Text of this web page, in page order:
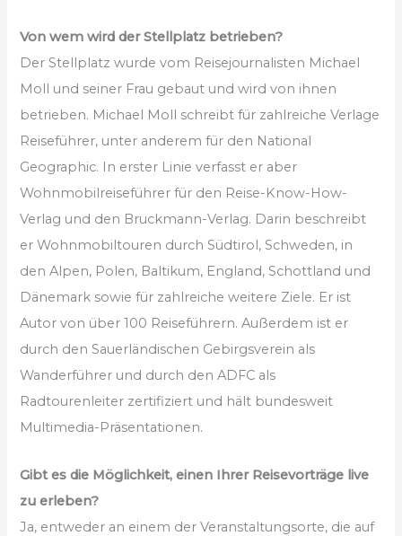
Von wem wird der Stellplatz betrieben?
Der Stellplatz wurde vom Reisejournalisten Michael
Moll und seiner Frau gebaut und wird von ihnen
betrieben. Michael Moll schreibt für zahlreiche Verlage
Reiseführer, unter anderem für den National
Geographic. In erster Linie verfasst er aber
Wohnmobilreiseführer für den Reise-Know-How-
Verlag und den Bruckmann-Verlag. Darin beschreibt
er Wohnmobiltouren durch Südtirol, Schweden, in
den Alpen, Polen, Baltikum, England, Schottland und
Dänemark sowie für zahlreiche weitere Ziele. Er ist
Autor von über 100 Reiseführern. Außerdem ist er
durch den Sauerländischen Gebirgsverein als
Wanderführer und durch den ADFC als
Radtourenleiter zertifiziert und hält bundesweit
Multimedia-Präsentationen.
Gibt es die Möglichkeit, einen Ihrer Reisevorträge live
zu erleben?
Ja, entweder an einem der Veranstaltungsorte, die auf